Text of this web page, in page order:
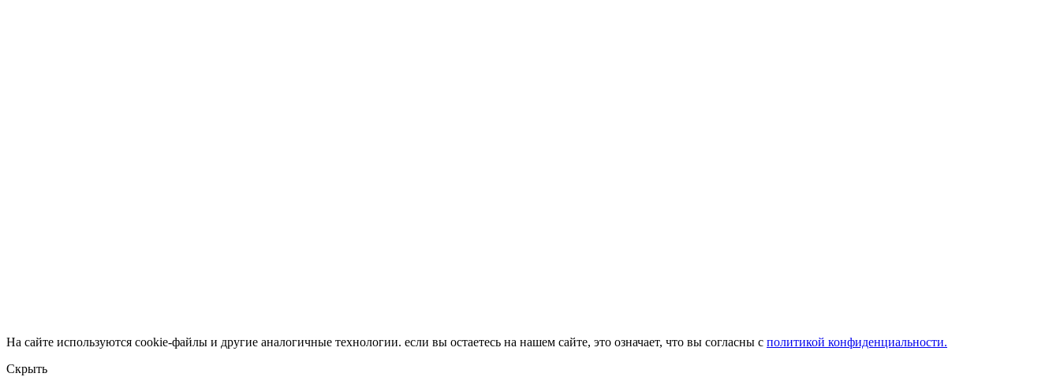
На сайте используются cookie-файлы и другие аналогичные технологии. если вы остаетесь на нашем сайте, это означает, что вы согласны с политикой конфиденциальности.
Скрыть